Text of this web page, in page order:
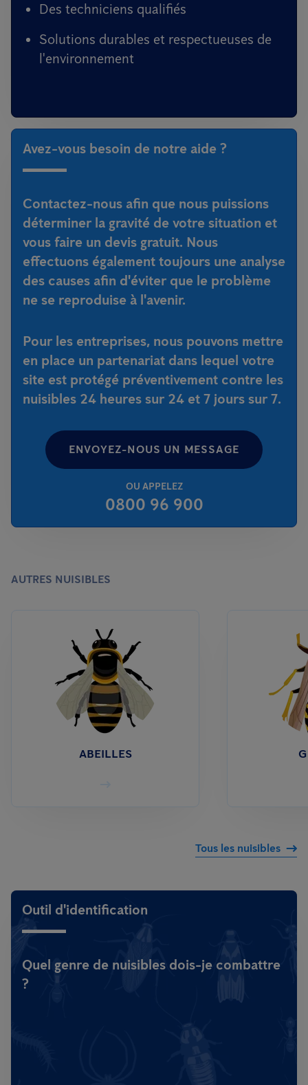
Des techniciens qualifiés
Solutions durables et respectueuses de
l'environnement
Avez-vous besoin de notre aide ?
Contactez-nous afin que nous puissions
déterminer la gravité de votre situation et
vous faire un devis gratuit. Nous
effectuons également toujours une analyse
des causes afin d'éviter que le problème
ne se reproduise à l'avenir.
Pour les entreprises, nous pouvons mettre
en place un partenariat dans lequel votre
site est protégé préventivement contre les
nuisibles 24 heures sur 24 et 7 jours sur 7.
ENVOYEZ-NOUS UN MESSAGE
OU APPELEZ
0800 96 900
AUTRES NUISIBLES
ABEILLES
Tous les nuisibles
Outil d'identification
Quel genre de nuisibles dois-je combattre
?